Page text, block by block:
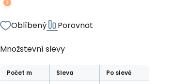
Oblíbený Porovnat
Množstevní slevy
Počet m Sleva
Po slevě